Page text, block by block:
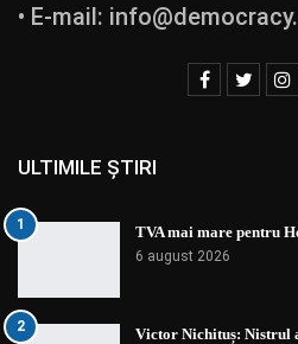
• E-mail:
ULTIMILE ȘTIRI
1 TVA mai mare pentru
6 august 2026
2 Victor Nichituș: Nistrul